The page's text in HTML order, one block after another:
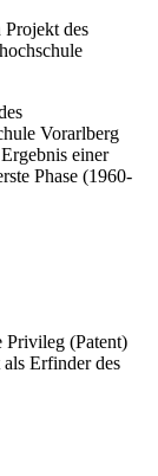
Vorarlberg
einer
Phase (1960-
Privileg (Patent)
Erfinder des